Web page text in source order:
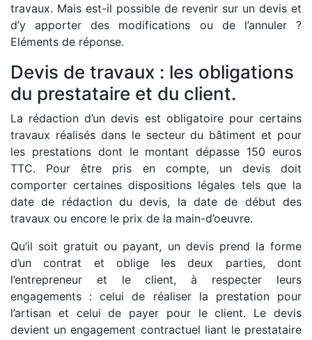
travaux. Mais est-il possible de revenir sur un devis et
d’y apporter des modifications ou de l’annuler ?
Eléments de réponse.
Devis de travaux : les obligations
du prestataire et du client.
La rédaction d’un devis est obligatoire pour certains
travaux réalisés dans le secteur du bâtiment et pour
les prestations dont le montant dépasse 150 euros
TTC. Pour être pris en compte, un devis doit
comporter certaines dispositions légales tels que la
date de rédaction du devis, la date de début des
travaux ou encore le prix de la main-d’oeuvre.
Qu’il soit gratuit ou payant, un devis prend la forme
d’un contrat et oblige les deux parties, dont
l’entrepreneur et le client, à respecter leurs
engagements : celui de réaliser la prestation pour
l’artisan et celui de payer pour le client. Le devis
devient un engagement contractuel liant le prestataire